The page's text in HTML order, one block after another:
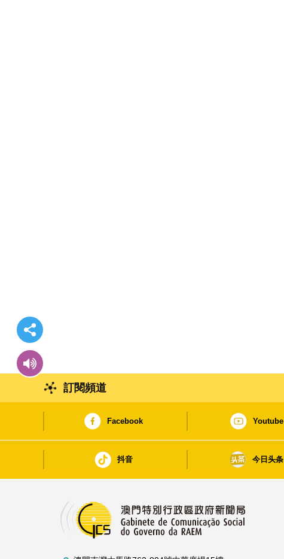
訂閱頻道
Facebook Youtube
抖音 今日头条